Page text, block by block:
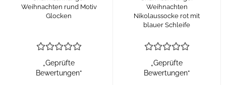
Weihnachten rund Motiv
Glocken
„Geprüfte
Bewertungen“
Weihnachten
Nikolaussocke rot mit
blauer Schleife
„Geprüfte
Bewertungen“